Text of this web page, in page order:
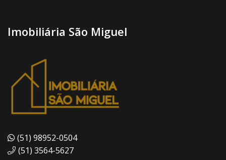
Imobiliária São Miguel
(51) 98952-0504
(51) 3564-5627